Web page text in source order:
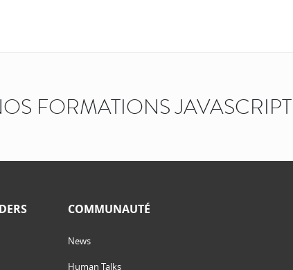
FORMATIONS JAVASCRIPT
COMMUNAUTÉ
News
Human Talks